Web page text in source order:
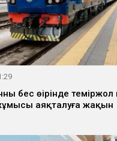
бес өңірінде
аяқталуға жақын